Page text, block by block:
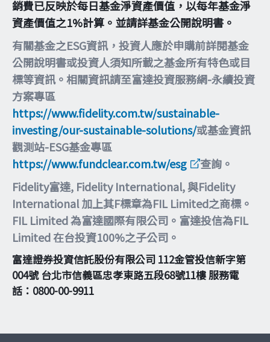
銷費已反映於每日基金淨資產價值，以每年基金淨
資產價值之1%計算。並請詳基金公開說明書。
有關基金之ESG資訊，投資人應於申購前詳閱基金
公開說明書或投資人須知所載之基金所有特色或目
標等資訊。相關資訊請至富達投資服務網-永續投資
方案專區
https://www.fidelity.com.tw/sustainable-
investing/our-sustainable-solutions/或基金資訊
觀測站-ESG基金專區
https://www.fundclear.com.tw/esg
查詢。
Fidelity富達, Fidelity International, 與Fidelity
International 加上其F標章為FIL Limited之商標。
FIL Limited 為富達國際有限公司。富達投信為FIL
Limited 在台投資100%之子公司。
富達證券投資信託股份有限公司 112金管投信新字第
004號 台北市信義區忠孝東路五段68號11樓 服務電
話：0800-00-9911